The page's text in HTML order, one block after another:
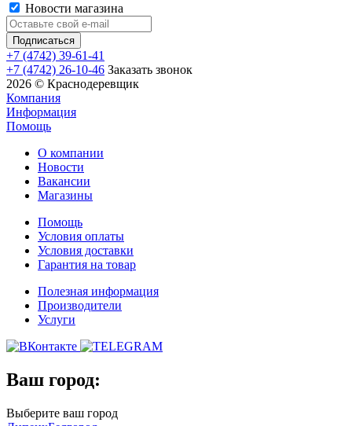
Новости магазина
+7 (4742) 39-61-41
+7 (4742) 26-10-46 Заказать звонок
2026 © Краснодеревщик
Компания
Информация
Помощь
О компании
Новости
Вакансии
Магазины
Помощь
Условия оплаты
Условия доставки
Гарантия на товар
Полезная информация
Производители
Услуги
Ваш город:
Выберите ваш город